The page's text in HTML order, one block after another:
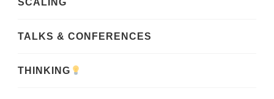
SCALING
TALKS & CONFERENCES
THINKING